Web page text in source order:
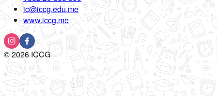
ic@iccg.edu.me
www.iccg.me
©2026ICCG